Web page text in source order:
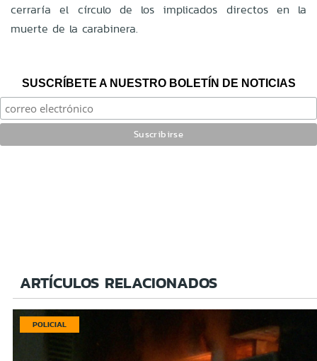
cerraría el círculo de los implicados directos en la
muerte de la carabinera.
SUSCRÍBETE A NUESTRO BOLETÍN DE NOTICIAS
ARTÍCULOS RELACIONADOS
POLICIAL